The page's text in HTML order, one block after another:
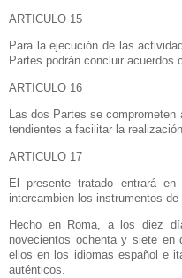
ARTICULO 15
Para la ejecución de las
Partes podrán concluir acuerdos
ARTICULO 16
Las dos Partes se comprometen
tendientes a facilitar la
ARTICULO 17
El presente tratado entrará
intercambien los instrumentos
Hecho en Roma, a los diez
novecientos ochenta y siete en
ellos en los idiomas español e
auténticos.